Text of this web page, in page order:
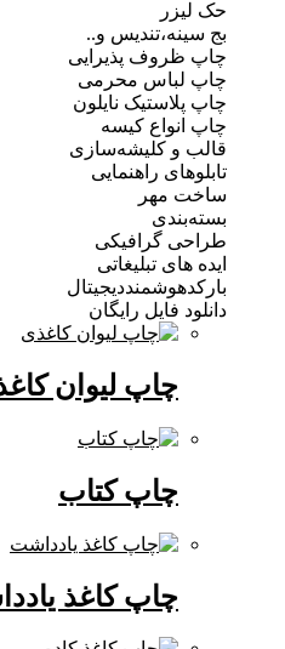
و..
پذیرایی
محرمی
نایلون
کیسه
کلیشه‌سازی
راهنمایی
گرافیکی
تبلیغاتی
فایل رایگان
چاپ لیوان کاغذی(1)
چاپ کتاب
چاپ کاغذ یادداشت